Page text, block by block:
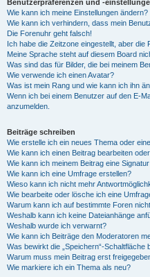
Benutzerpräferenzen und -
Wie kann ich meine Einstellungen ändern?
Wie kann ich verhindern, dass mein
Die Forenuhr geht falsch!
Ich habe die Zeitzone eingestellt, aber die
Meine Sprache steht auf diesem Board
Was sind das für Bilder, die bei meinem
Wie verwende ich einen Avatar?
Was ist mein Rang und wie kann ich ihn
Wenn ich bei einem Benutzer auf den E-
anzumelden.
Beiträge schreiben
Wie erstelle ich ein neues Thema oder
Wie kann ich einen Beitrag bearbeiten
Wie kann ich meinem Beitrag eine
Wie kann ich eine Umfrage erstellen?
Wieso kann ich nicht mehr
Wie bearbeite oder lösche ich eine
Warum kann ich auf bestimmte Foren
Weshalb kann ich keine Dateianhänge
Weshalb wurde ich verwarnt?
Wie kann ich Beiträge den Moderatoren
Was bewirkt die „Speichern“-Schaltfläche
Warum muss mein Beitrag erst
Wie markiere ich ein Thema als neu?